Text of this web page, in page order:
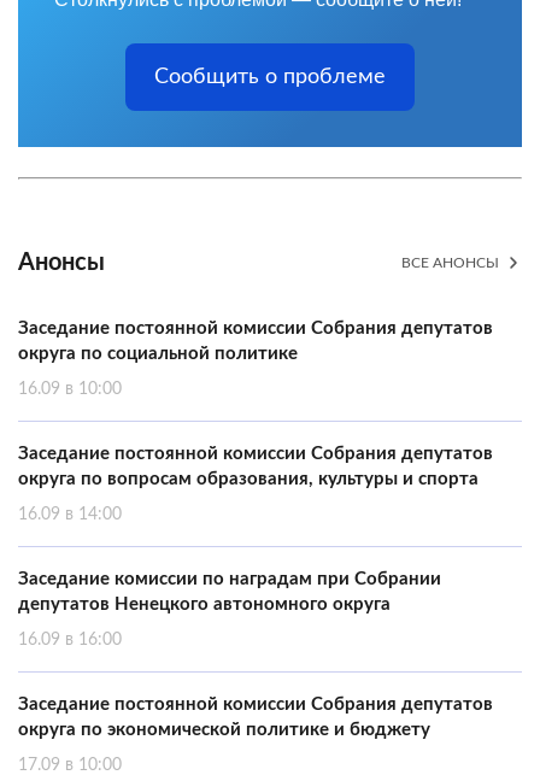
Сообщить о проблеме
Анонсы ВСЕ АНОНСЫ
Заседание постоянной комиссии Собрания депутатов
округа по социальной политике
16.09 в 10:00
Заседание постоянной комиссии Собрания депутатов
округа по вопросам образования, культуры и спорта
16.09 в 14:00
Заседание комиссии по наградам при Собрании
депутатов Ненецкого автономного округа
16.09 в 16:00
Заседание постоянной комиссии Собрания депутатов
округа по экономической политике и бюджету
17.09 в 10:00